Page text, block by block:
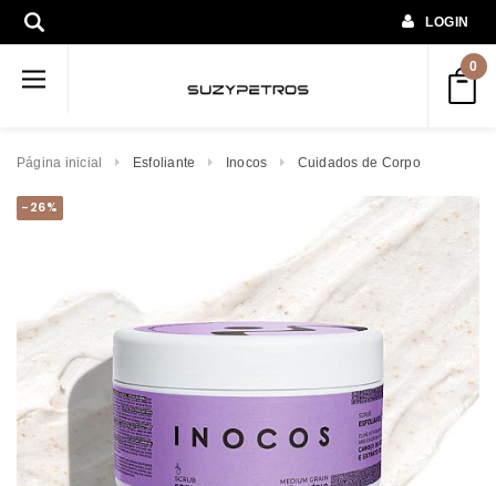
LOGIN
0
Página inicial Esfoliante Inocos Cuidados de Corpo
-26%